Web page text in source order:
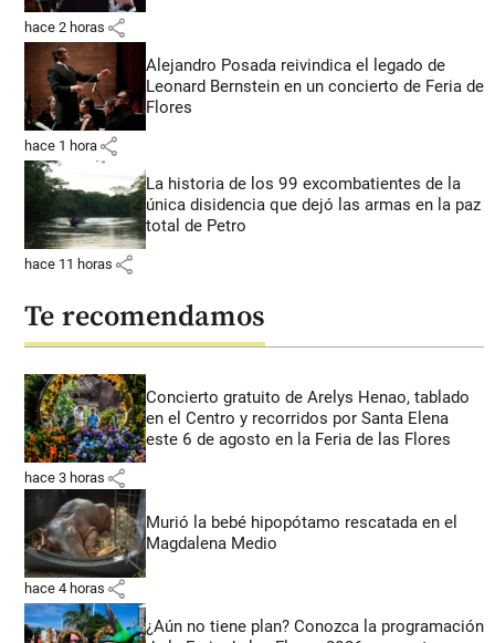
hace 2 horas share
Alejandro Posada reivindica el legado de
Leonard Bernstein en un concierto de Feria de
Flores
hace 1 hora share
La historia de los 99 excombatientes de la
única disidencia que dejó las armas en la paz
total de Petro
hace 11 horas share
Te recomendamos
Concierto gratuito de Arelys Henao, tablado
en el Centro y recorridos por Santa Elena
este 6 de agosto en la Feria de las Flores
hace 3 horas share
Murió la bebé hipopótamo rescatada en el
Magdalena Medio
hace 4 horas share
¿Aún no tiene plan? Conozca la programación